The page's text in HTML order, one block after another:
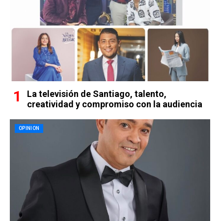
La televisión de Santiago, talento,
creatividad y compromiso con la audiencia
OPINION